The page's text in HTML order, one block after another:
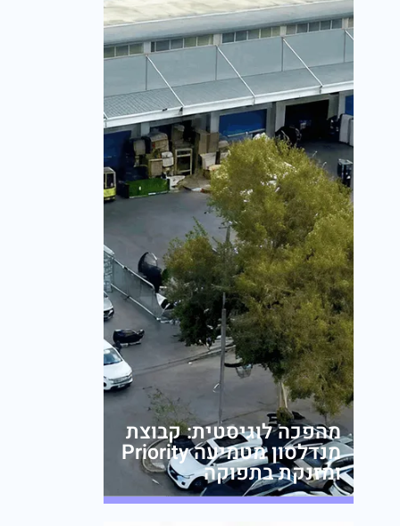
מהפכה לוגיסטית: קבוצת
מנדלסון מטמיעה Priority
ומזנקת בתפוקה